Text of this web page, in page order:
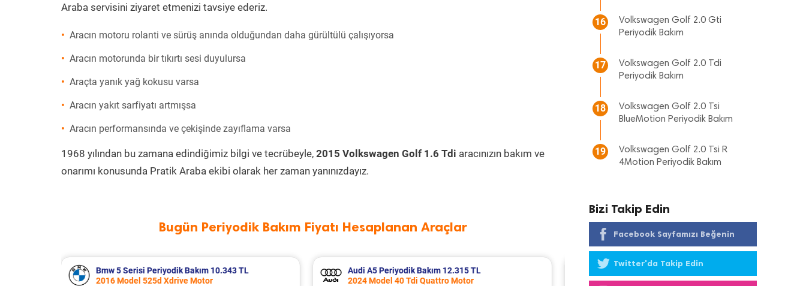
Araba servisini ziyaret etmenizi tavsiye ederiz.
Aracın motoru rolanti ve sürüş anında olduğundan daha gürültülü çalışıyorsa
Aracın motorunda bir tıkırtı sesi duyulursa
Araçta yanık yağ kokusu varsa
Aracın yakıt sarfiyatı artmışsa
Aracın performansında ve çekişinde zayıflama varsa
1968 yılından bu zamana edindiğimiz bilgi ve tecrübeyle, 2015 Volkswagen Golf 1.6 Tdi aracınızın bakım ve
onarımı konusunda Pratik Araba ekibi olarak her zaman yanınızdayız.
Bugün Periyodik Bakım Fiyatı Hesaplanan Araçlar
Audi A5 Periyodik Bakım 12.315 TL
2024 Model 40 Tdi Quattro Motor
Audi A5 Periyodik Bakım 10.579 TL
2017 Model 1.4 Tfsi Motor
Ford Fiesta Periyodik Bakım 8.898 TL
2018 Model 1.5 Tdci Motor
16
Volkswagen Golf 2.0 Gti
Periyodik Bakım
17
Volkswagen Golf 2.0 Tdi
Periyodik Bakım
18
Volkswagen Golf 2.0 Tsi
BlueMotion Periyodik Bakım
19
Volkswagen Golf 2.0 Tsi R
4Motion Periyodik Bakım
Bizi Takip Edin
Facebook Sayfamızı Beğenin
Twitter'da Takip Edin